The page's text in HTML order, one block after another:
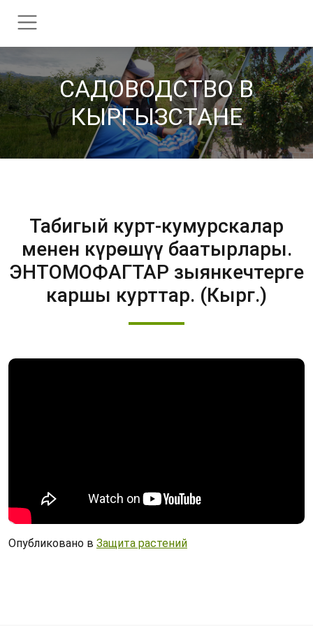
CАДОВОДСТВО В
КЫРГЫЗСТАНЕ
Табигый курт-кумурскалар
менен күрөшүү баатырлары.
ЭНТОМОФАГТАР зыянкечтерге
каршы курттар. (Кырг.)
Опубликовано в Защита растений